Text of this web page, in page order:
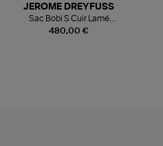
480,00 €
JEROME DREYFUSS
Sac Bobi S Cuir Lamé
Champagne